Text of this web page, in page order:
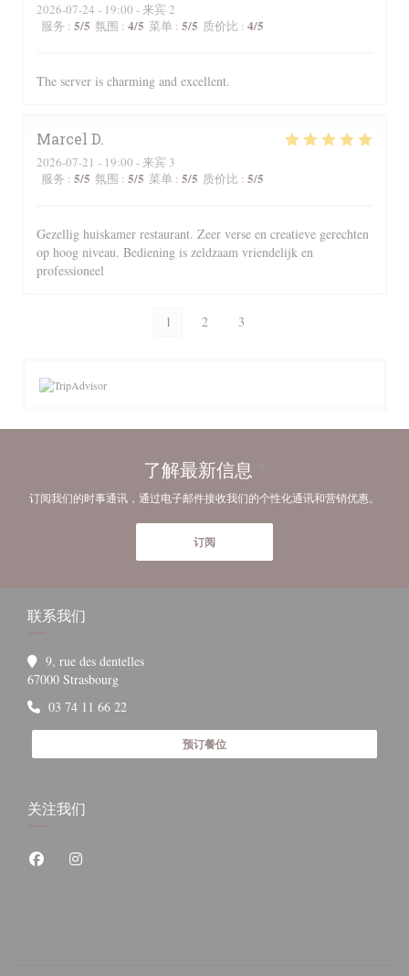
2026-07-24 - 19:00 - 来宾 2
服务 : 5/5 氛围 : 4/5 菜单 : 5/5 质价比 : 4/5
The server is charming and excellent.
Marcel D
2026-07-21 - 19:00 - 来宾 3
服务 : 5/5 氛围 : 5/5 菜单 : 5/5 质价比 : 5/5
Gezellig huiskamer restaurant. Zeer verse en creatieve gerechten
op hoog niveau. Bediening is zeldzaam vriendelijk en
professioneel
1 2 3
了解最新信息
订阅我们的时事通讯，通过电子邮件接收我们的个性化通讯和营销优惠。
订阅
联系我们
9, rue des dentelles
67000 Strasbourg((在新窗口中打开))
03 74 11 66 22
预订餐位
关注我们
Facebook ((在新窗口中打开))
Instagram ((在新窗口中打开))